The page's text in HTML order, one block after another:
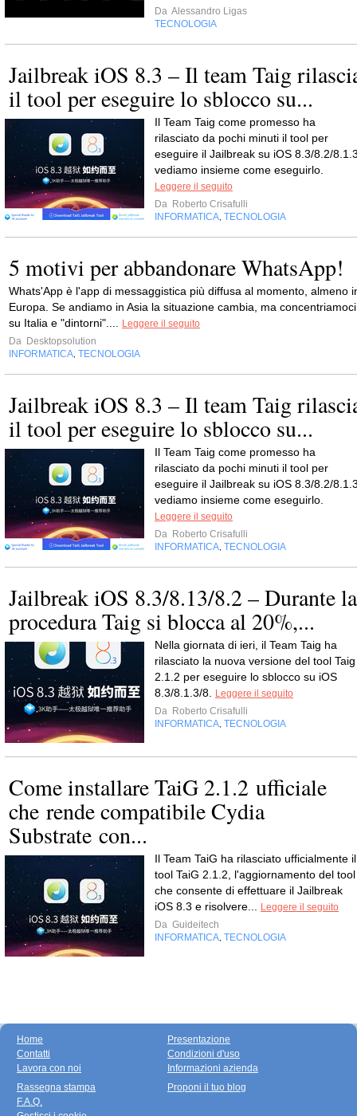
Da Alessandro Ligas
TECNOLOGIA
Jailbreak iOS 8.3 – Il team Taig
il tool per eseguire lo sblocco su...
Il Team Taig come promesso ha
rilasciato da pochi minuti il tool per
eseguire il Jailbreak su iOS 8.3/8.2/
vediamo insieme come eseguirlo.
Leggere il seguito
Da Roberto Crisafulli
INFORMATICA TECNOLOGIA
5 motivi per abbandonare WhatsApp!
Whats'App è l'app di messaggistica più diffusa al momento, almeno
Europa. Se andiamo in Asia la situazione cambia, ma concentriamoci
su Italia e "dintorni"....
Leggere il seguito
Da Desktopsolution
INFORMATICA TECNOLOGIA
Jailbreak iOS 8.3 – Il team Taig
il tool per eseguire lo sblocco su...
Il Team Taig come promesso ha
rilasciato da pochi minuti il tool per
eseguire il Jailbreak su iOS 8.3/8.2/
vediamo insieme come eseguirlo.
Leggere il seguito
Da Roberto Crisafulli
INFORMATICA TECNOLOGIA
Jailbreak iOS 8.3/8.13/8.2 – Durante la
procedura Taig si blocca al 20%,...
Nella giornata di ieri, il Team Taig ha
rilasciato la nuova versione del tool Taig
2.1.2 per eseguire lo sblocco su iOS
8.3/8.1.3/8.
Leggere il seguito
Da Roberto Crisafulli
INFORMATICA TECNOLOGIA
Come installare TaiG 2.1.2 ufficiale
che rende compatibile Cydia
Substrate con...
Il Team TaiG ha rilasciato ufficialmente il
tool TaiG 2.1.2, l'aggiornamento del tool
che consente di effettuare il Jailbreak
iOS 8.3 e risolvere...
Leggere il seguito
Da Guideitech
INFORMATICA TECNOLOGIA
Home
Contatti
Lavora con noi
Presentazione
Condizioni d'uso
Informazioni azienda
Rassegna stampa
F.A.Q.
Proponi il tuo blog